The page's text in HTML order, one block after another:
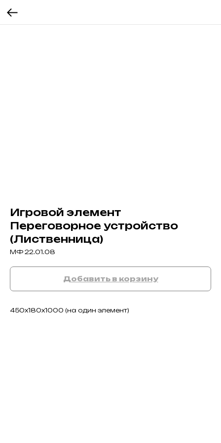
Игровой элемент
Переговорное устройство
(Лиственница)
МФ 22.01.08
Добавить в корзину
450х180х1000 (на один элемент)